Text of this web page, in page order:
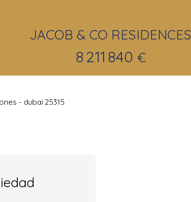
JACOB & CO RESIDENCES
8 211 840 €
- dubai 25315